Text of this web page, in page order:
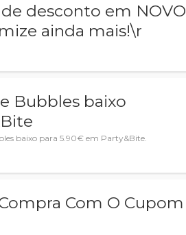
desconto em NOVO
ainda mais!\r
Bubbles baixo
baixo para 5.90€ em Party&Bite.
Com O Cupom